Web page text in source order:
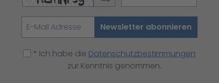
Newsletter abonnieren
* Ich habe die Datenschutzbestimmungen
zur Kenntnis genommen.